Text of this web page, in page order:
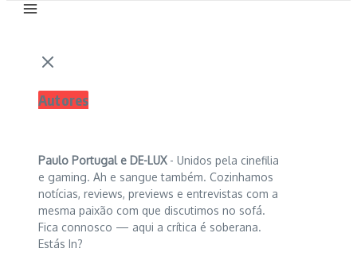
Autores
Paulo Portugal e DE-LUX - Unidos pela cinefilia
e gaming. Ah e sangue também. Cozinhamos
notícias, reviews, previews e entrevistas com a
mesma paixão com que discutimos no sofá.
Fica connosco — aqui a crítica é soberana.
Estás In?